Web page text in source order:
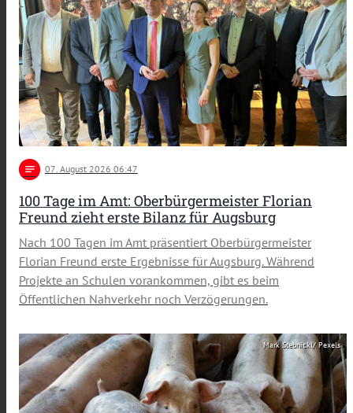
notes 07. August 2026 06:47
100 Tage im Amt: Oberbürgermeister Florian
Freund zieht erste Bilanz für Augsburg
Nach 100 Tagen im Amt präsentiert Oberbürgermeister
Florian Freund erste Ergebnisse für Augsburg. Während
Projekte an Schulen vorankommen, gibt es beim
Öffentlichen Nahverkehr noch Verzögerungen.
Mark Stebnickl/ Pexels